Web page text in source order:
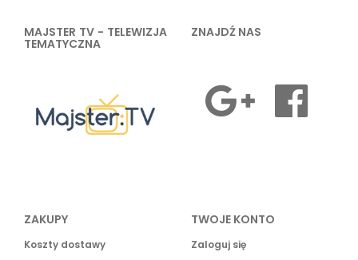
MAJSTER TV - TELEWIZJA
TEMATYCZNA
ZNAJDŹ NAS
ZAKUPY
Koszty dostawy
TWOJE KONTO
Zaloguj się